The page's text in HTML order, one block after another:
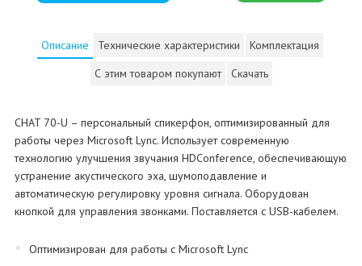
Описание Технические характеристики
Комплектация
С этим товаром покупают
Скачать
CHAT 70-U – персональный спикерфон, оптимизированный для
работы через Microsoft Lync. Использует современную
технологию улучшения звучания HDConference, обеспечивающую
устранение акустического эха, шумоподавление и
автоматическую регулировку уровня сигнала. Оборудован
кнопкой для управления звонками. Поставляется с USB-кабелем.
Оптимизирован для работы с Microsoft Lync